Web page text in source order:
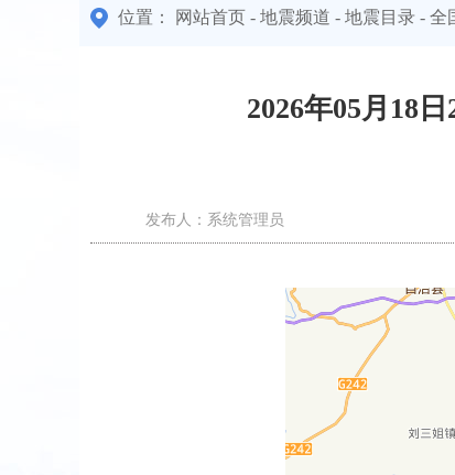
位置： 网站首页 - 地震频道 - 地震目录 - 全
2026年05月18
发布人：系统管理员